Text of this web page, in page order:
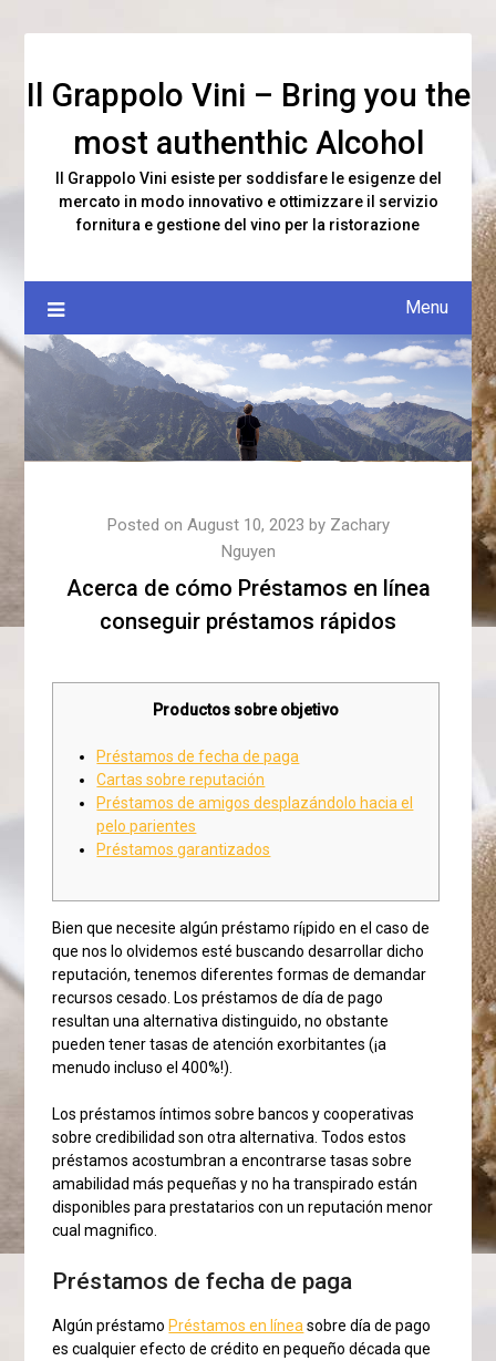
Il Grappolo Vini – Bring you the
most authenthic Alcohol
Il Grappolo Vini esiste per soddisfare le esigenze del
mercato in modo innovativo e ottimizzare il servizio
fornitura e gestione del vino per la ristorazione
Menu
Acerca de cómo Préstamos en línea
conseguir préstamos rápidos
Posted on August 10, 2023 by Zachary
Nguyen
Productos sobre objetivo
Préstamos de fecha de paga
Cartas sobre reputación
Préstamos de amigos desplazándolo hacia el
pelo parientes
Préstamos garantizados
Bien que necesite algún préstamo rí¡pido en el caso de
que nos lo olvidemos esté buscando desarrollar dicho
reputación, tenemos diferentes formas de demandar
recursos cesado. Los préstamos de día de pago
resultan una alternativa distinguido, no obstante
pueden tener tasas de atención exorbitantes (¡a
menudo incluso el 400%!).
Los préstamos íntimos sobre bancos y cooperativas
sobre credibilidad son otra alternativa.Todos estos
préstamos acostumbran a encontrarse tasas sobre
amabilidad más pequeñas y no ha transpirado están
disponibles para prestatarios con un reputación menor
cual magnifico.
Préstamos de fecha de paga
Algún préstamoPréstamos en línea sobre día de pago
es cualquier efecto de crédito en pequeño década que